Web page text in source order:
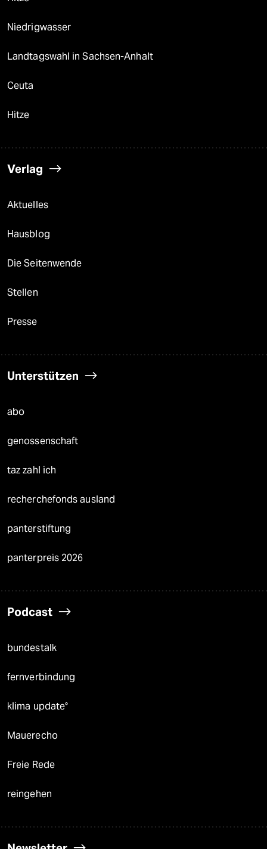
Niedrigwasser
Landtagswahl in Sachsen-Anhalt
Ceuta
Hitze
Verlag
Aktuelles
Hausblog
Die Seitenwende
Stellen
Presse
Unterstützen
abo
genossenschaft
taz zahl ich
recherchefonds ausland
panterstiftung
panterpreis 2026
Podcast
bundestalk
fernverbindung
klima update°
Mauerecho
Freie Rede
reingehen